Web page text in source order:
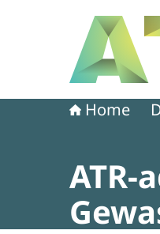
Home
ATR-